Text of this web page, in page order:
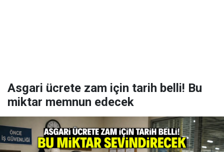
Asgari ücrete zam için tarih belli! Bu
miktar memnun edecek